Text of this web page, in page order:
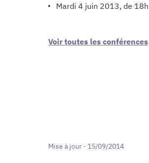
Mardi 4 juin 2013, de
Voir toutes les conférences
Mise à jour - 15/09/2014